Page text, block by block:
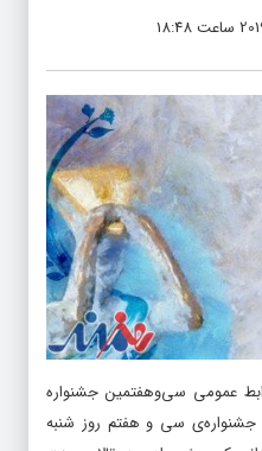
عمومی سی‌وهفتمین جشنواره‌
جشنواره‌ی سی و هفتم روز شنبه